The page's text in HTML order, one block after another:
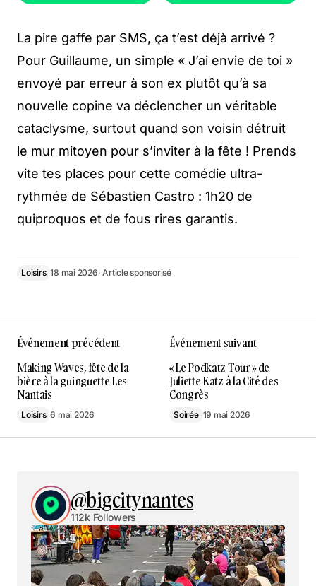
La pire gaffe par SMS, ça t’est déjà arrivé ?
Pour Guillaume, un simple « J’ai envie de toi »
envoyé par erreur à son ex plutôt qu’à sa
nouvelle copine va déclencher un véritable
cataclysme, surtout quand son voisin détruit
le mur mitoyen pour s’inviter à la fête ! Prends
vite tes places pour cette comédie ultra-
rythmée de Sébastien Castro : 1h20 de
quiproquos et de fous rires garantis.
Loisirs 18 mai 2026· Article sponsorisé
Événement précédent
Making Waves, fête de la
bière à la guinguette Les
Nantais
Loisirs 6 mai 2026
Événement suivant
« Le Podkatz Tour » de
Juliette Katz à la Cité des
Congrès
Soirée 19 mai 2026
@bigcitynantes
112k Followers